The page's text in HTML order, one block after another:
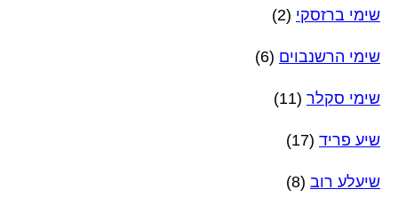
שימי ברזסקי (2)
שימי הרשנבוים (6)
שימי סקלר (11)
שיע פריד (17)
שיעלע רוב (8)